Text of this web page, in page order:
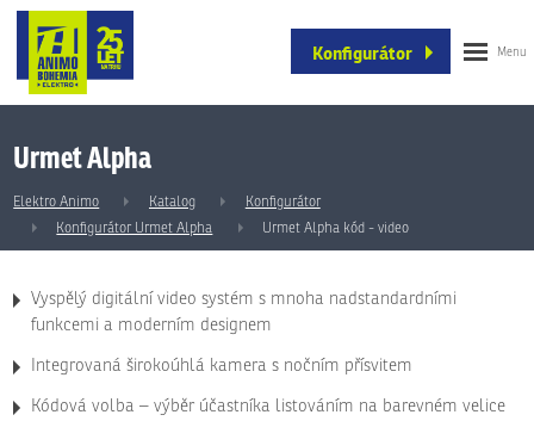
Konfigurátor
Urmet Alpha
Elektro Animo Katalog
Konfigurátor
Konfigurátor Urmet Alpha
Urmet Alpha kód - video
Vyspělý digitální video systém s mnoha nadstandardními
funkcemi a moderním designem
Integrovaná širokoúhlá kamera s nočním přísvitem
Kódová volba – výběr účastníka listováním na barevném velice